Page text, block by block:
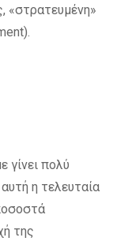
«στρατευμένη»
γίνει πολύ
η τελευταία
της